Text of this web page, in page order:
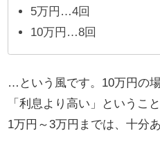
5万円…4回
10万円…8回
…という風です。10万円の
「利息より高い」というこ
1万円～3万円までは、十分